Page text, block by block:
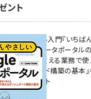
ント
無料BIツール入門『いちば
いGoogleデータポータル
人気講師が教える業務で使
ダッシュボード構築の基本
様にプレゼント
7月31日 10:00